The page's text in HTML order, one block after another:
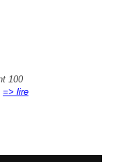
100
=> lire